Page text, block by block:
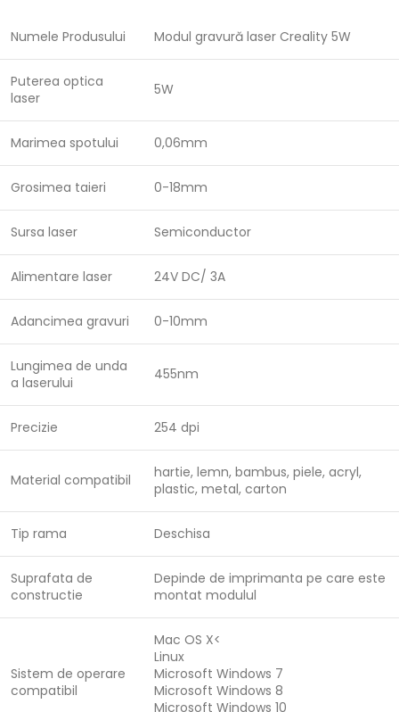
Numele Produsului Modul gravură laser Creality 5W
Puterea optica
laser
5W
Marimea spotului 0,06mm
Grosimea taieri 0-18mm
Sursa laser Semiconductor
Alimentare laser 24V DC/ 3A
Adancimea gravuri 0-10mm
Lungimea de unda
a laserului
455nm
Precizie 254 dpi
Material compatibil
hartie, lemn, bambus, piele, acryl,
plastic, metal, carton
Tip rama Deschisa
Suprafata de
constructie
Depinde de imprimanta pe care este
montat modulul
Sistem de operare
compatibil
Mac OS X<
Linux
Microsoft Windows 7
Microsoft Windows 8
Microsoft Windows 10